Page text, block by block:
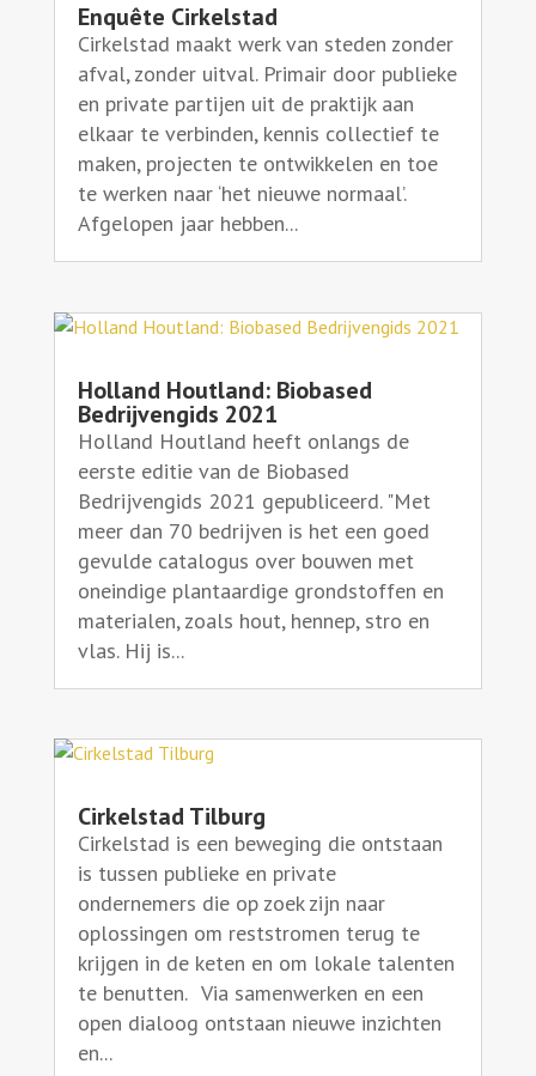
Enquête Cirkelstad
Cirkelstad maakt werk van steden zonder
afval, zonder uitval. Primair door publieke
en private partijen uit de praktijk aan
elkaar te verbinden, kennis collectief te
maken, projecten te ontwikkelen en toe
te werken naar ‘het nieuwe normaal’.
Afgelopen jaar hebben...
Holland Houtland: Biobased
Bedrijvengids 2021
Holland Houtland heeft onlangs de
eerste editie van de Biobased
Bedrijvengids 2021 gepubliceerd. "Met
meer dan 70 bedrijven is het een goed
gevulde catalogus over bouwen met
oneindige plantaardige grondstoffen en
materialen, zoals hout, hennep, stro en
vlas. Hij is...
Cirkelstad Tilburg
Cirkelstad is een beweging die ontstaan
is tussen publieke en private
ondernemers die op zoek zijn naar
oplossingen om reststromen terug te
krijgen in de keten en om lokale talenten
te benutten. Via samenwerken en een
open dialoog ontstaan nieuwe inzichten
en...